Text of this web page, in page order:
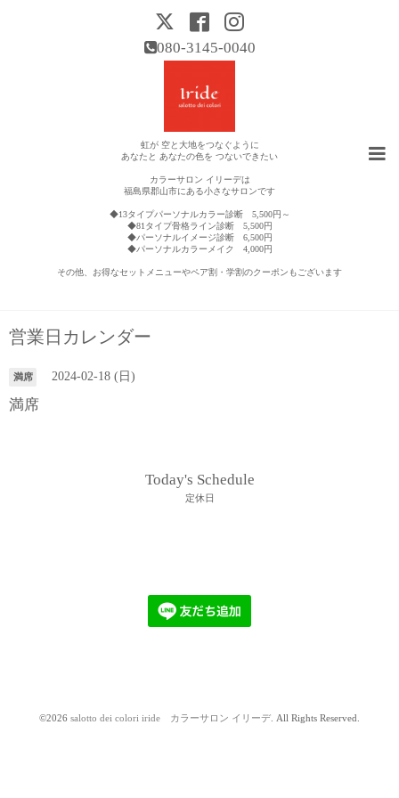
080-3145-0040
虹が 空と大地をつなぐように
あなたと あなたの色を つないできたい
カラーサロン イリーデは
福島県郡山市にある小さなサロンです
◆13タイプパーソナルカラー診断 5,500円～
◆81タイプ骨格ライン診断 5,500円
◆パーソナルイメージ診断 6,500円
◆パーソナルカラーメイク 4,000円
その他、お得なセットメニューやペア割・学割のクーポンもございます
営業日カレンダー
満席 2024-02-18 (日)
満席
Today's Schedule
定休日
©2026 salotto dei colori iride カラーサロン イリーデ. All Rights Reserved.